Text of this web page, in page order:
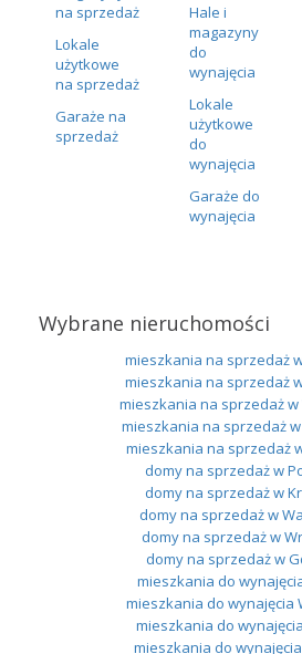
na sprzedaż
Lokale
użytkowe
na sprzedaż
Garaże na
sprzedaż
Hale i
magazyny
do
wynajęcia
Lokale
użytkowe
do
wynajęcia
Garaże do
wynajęcia
Wybrane nieruchomości
mieszkania na sprzedaż
mieszkania na sprzedaż
mieszkania na sprzedaż
mieszkania na sprzedaż w
mieszkania na sprzedaż
domy na sprzedaż w
domy na sprzedaż w
domy na sprzedaż w
domy na sprzedaż w
domy na sprzedaż w
mieszkania do
mieszkania do wynajęcia
mieszkania do
mieszkania do wynajęcia